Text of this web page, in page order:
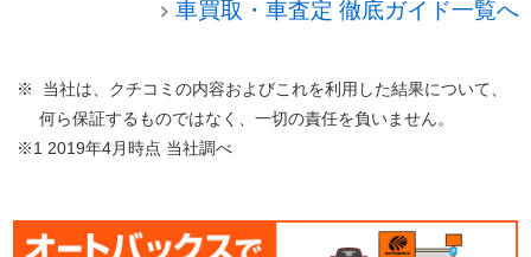
車買取・車査定 徹底ガイド一覧へ
※ 当社は、クチコミの内容およびこれを利用した結果について、
何ら保証するものではなく、一切の責任を負いません。
※1 2019年4月時点 当社調べ